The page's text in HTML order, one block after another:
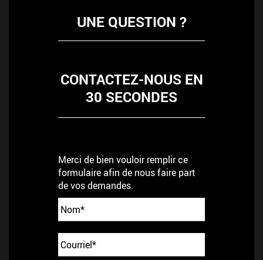
UNE QUESTION ?
CONTACTEZ-NOUS EN
30 SECONDES
Merci de bien vouloir remplir ce
formulaire afin de nous faire part
de vos demandes.